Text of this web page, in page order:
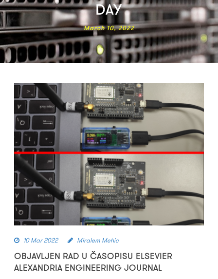
DAY
March 10, 2022
10 Mar 2022 Miralem Mehic
OBJAVLJEN RAD U ČASOPISU ELSEVIER
ALEXANDRIA ENGINEERING JOURNAL